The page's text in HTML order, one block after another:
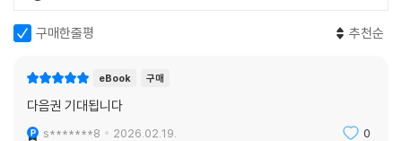
구매한줄평 추천순
eBook 구매
다음권 기대됩니다
s*******8 2026.02.19. 0